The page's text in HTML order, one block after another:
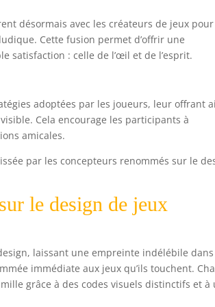
désormais avec les créateurs de jeux pour
Cette fusion permet d’offrir une
satisfaction : celle de l’œil et de l’esprit.
adoptées par les joueurs, leur offrant
Cela encourage les participants à
amicales.
par les concepteurs renommés sur le
le design de jeux
laissant une empreinte indélébile dans
immédiate aux jeux qu’ils touchent.
grâce à des codes visuels distinctifs et à